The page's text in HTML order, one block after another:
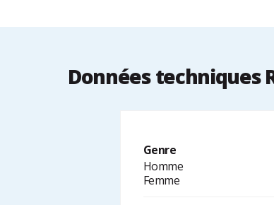
Données techniques
Genre
Homme
Femme